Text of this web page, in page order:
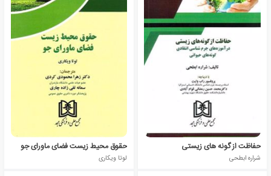
حفاظت از گونه های زیستی
شراره ابطحی
حقوق محیط زیست فضای ماورای جو
لوتا ویکاری